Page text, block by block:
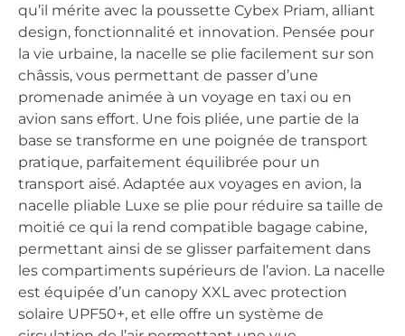
qu’il mérite avec la poussette Cybex Priam, alliant
design, fonctionnalité et innovation. Pensée pour
la vie urbaine, la nacelle se plie facilement sur son
châssis, vous permettant de passer d’une
promenade animée à un voyage en taxi ou en
avion sans effort. Une fois pliée, une partie de la
base se transforme en une poignée de transport
pratique, parfaitement équilibrée pour un
transport aisé. Adaptée aux voyages en avion, la
nacelle pliable Luxe se plie pour réduire sa taille de
moitié ce qui la rend compatible bagage cabine,
permettant ainsi de se glisser parfaitement dans
les compartiments supérieurs de l’avion. La nacelle
est équipée d’un canopy XXL avec protection
solaire UPF50+, et elle offre un système de